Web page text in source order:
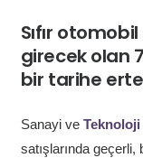
Sıfır
girecek olan
bir tarihe
Sanayi ve Teknoloji
satışlarında geçerli,